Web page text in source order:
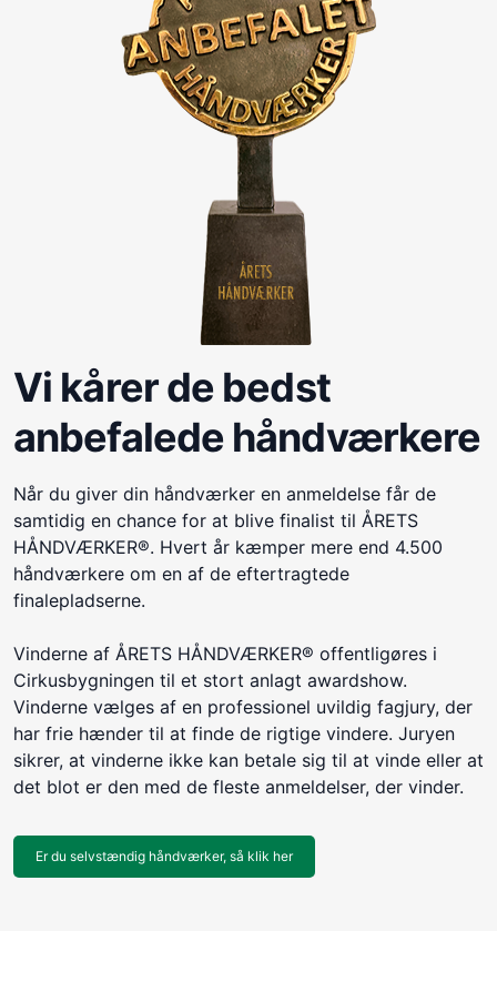
Vi kårer de bedst
anbefalede håndværkere
Når du giver din håndværker en anmeldelse får de
samtidig en chance for at blive finalist til ÅRETS
HÅNDVÆRKER®. Hvert år kæmper mere end 4.500
håndværkere om en af de eftertragtede
finalepladserne.
Vinderne af ÅRETS HÅNDVÆRKER® offentligøres i
Cirkusbygningen til et stort anlagt awardshow.
Vinderne vælges af en professionel uvildig fagjury, der
har frie hænder til at finde de rigtige vindere. Juryen
sikrer, at vinderne ikke kan betale sig til at vinde eller at
det blot er den med de fleste anmeldelser, der vinder.
Er du selvstændig håndværker, så klik her